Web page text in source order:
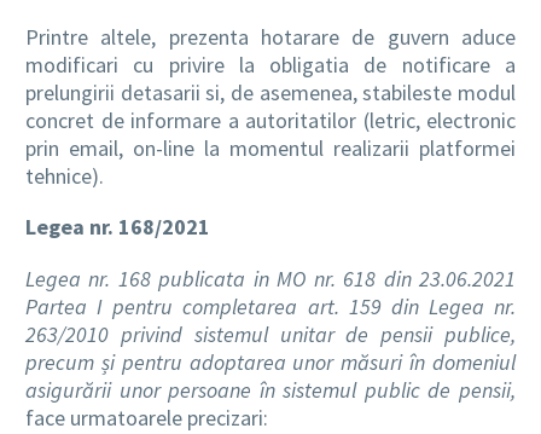
Printre altele, prezenta hotarare de guvern aduce
modificari cu privire la obligatia de notificare a
prelungirii detasarii si, de asemenea, stabileste modul
concret de informare a autoritatilor (letric, electronic
prin email, on-line la momentul realizarii platformei
tehnice).
Legea nr. 168/2021
Legea nr. 168 publicata in MO nr. 618 din 23.06.2021
Partea I pentru completarea art. 159 din Legea nr.
263/2010 privind sistemul unitar de pensii publice,
precum și pentru adoptarea unor măsuri în domeniul
asigurării unor persoane în sistemul public de pensii,
face urmatoarele precizari: